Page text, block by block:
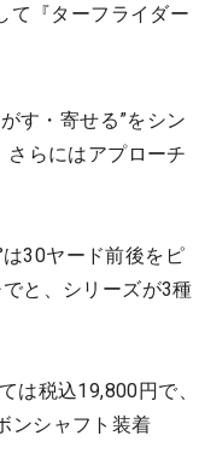
て『ターフライダー
す・寄せる”をシン
らにはアプローチ
30ヤード前後をピ
と、シリーズが3種
は税込19,800円で、
ンシャフト装着